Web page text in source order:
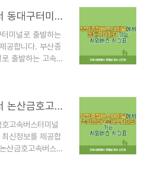
부산종합버스터미널에서 동대구터미널 가는 고속버스 시간표 최신정보
미널로 출발하는
공합니다. 부산종
출발하는 고속버
보 등을 한눈에
시 금정구 노포
결합니다. 특히 부
어 대중교통 접근
락처주소: 부산광
번호: 051-508-
부산종합버스터미널에서 논산금호고속버스터미널 가는 고속버스 시간표 최신정보
고속버스터미널
신정보를 제공합
산금호고속버스터
시간, 주요 노선,